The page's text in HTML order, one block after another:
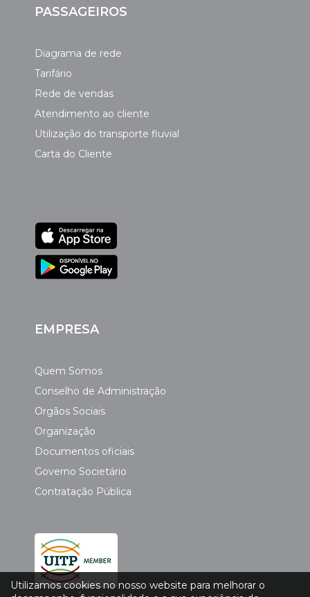
PASSAGEIROS
Diagrama de rede
Tarifário
Rede de vendas
Atendimento ao cliente
Utilização do transporte fluvial
Carta do Cliente
EMPRESA
Quem Somos
Conselho de Administração
Orgãos Sociais
Organização
Documentos oficiais
Governo Societário
Contratação Pública
Utilizamos cookies no nosso website para melhorar o